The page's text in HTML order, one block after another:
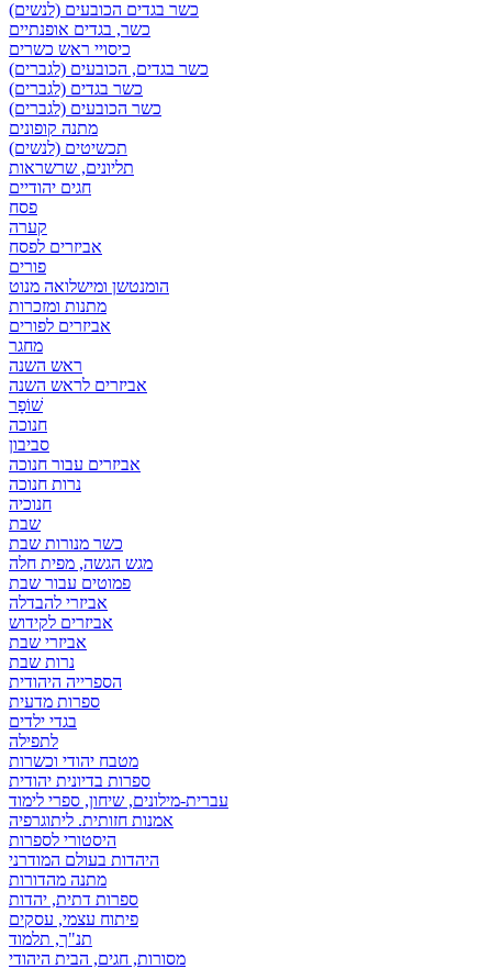
כשר בגדים הכובעים (לנשים)
כשר, בגדים אופנתיים
כיסויי ראש כשרים
כשר בגדים, הכובעים (לגברים)
כשר בגדים (לגברים)
כשר הכובעים (לגברים)
מתנה קופונים
תכשיטים (לנשים)
תליונים, שרשראות
חגים יהודיים
פסח
קערה
אביזרים לפסח
פורים
הומנטשן ומישלואה מנוט
מתנות ומזכרות
אביזרים לפורים
מחגר
ראש השנה
אביזרים לראש השנה
שׁוֹפָר
חנוכה
סביבון
אביזרים עבור חנוכה
נרות חנוכה
חנוכיה
שבת
כשר מנורות שבת
מגש הגשה, מפית חלה
פמוטים עבור שבת
אביזרי להבדלה
אביזרים לקידוש
אביזרי שבת
נרות שבת
הספרייה היהודית
ספרות מדעית
בגדי ילדים
לתפילה
מטבח יהודי וכשרות
ספרות בדיונית יהודית
עברית-מילונים, שיחון, ספרי לימוד
אמנות חזותית. ליתוגרפיה
היסטורי לספרות
היהדות בעולם המודרני
מתנה מהדורות
ספרות דתית, יהדות
פיתוח עצמי, עסקים
תנ"ך, תלמוד
מסורות, חגים, הבית היהודי